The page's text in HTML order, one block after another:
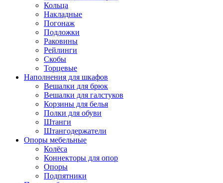
Кольца
Накладные
Погонаж
Подложки
Раковины
Рейлинги
Скобы
Торцевые
Наполнения для шкафов
Вешалки для брюк
Вешалки для галстуков
Корзины для белья
Полки для обуви
Штанги
Штангодержатели
Опоры мебельные
Колёса
Коннекторы для опор
Опоры
Подпятники